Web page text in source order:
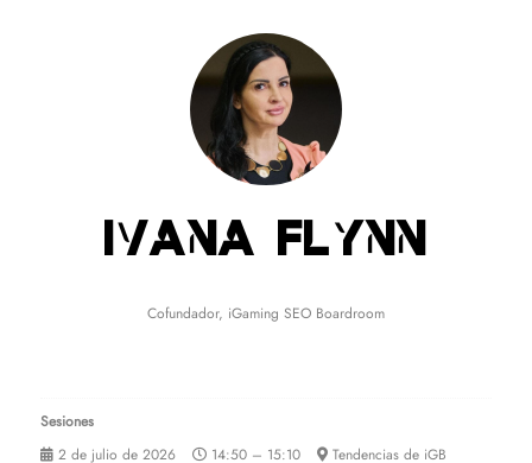
Ivana Flynn
Cofundador, iGaming SEO Boardroom
Sesiones
2 de julio de 2026
14:50 – 15:10
Tendencias de iGB